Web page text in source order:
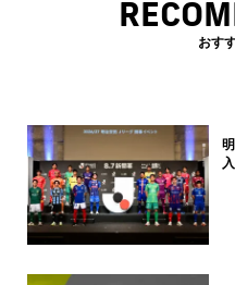
おす